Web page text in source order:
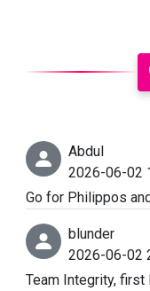
Abdul
2026-06-02
Go for Philippos
blunder
2026-06-02
Team Integrity, first